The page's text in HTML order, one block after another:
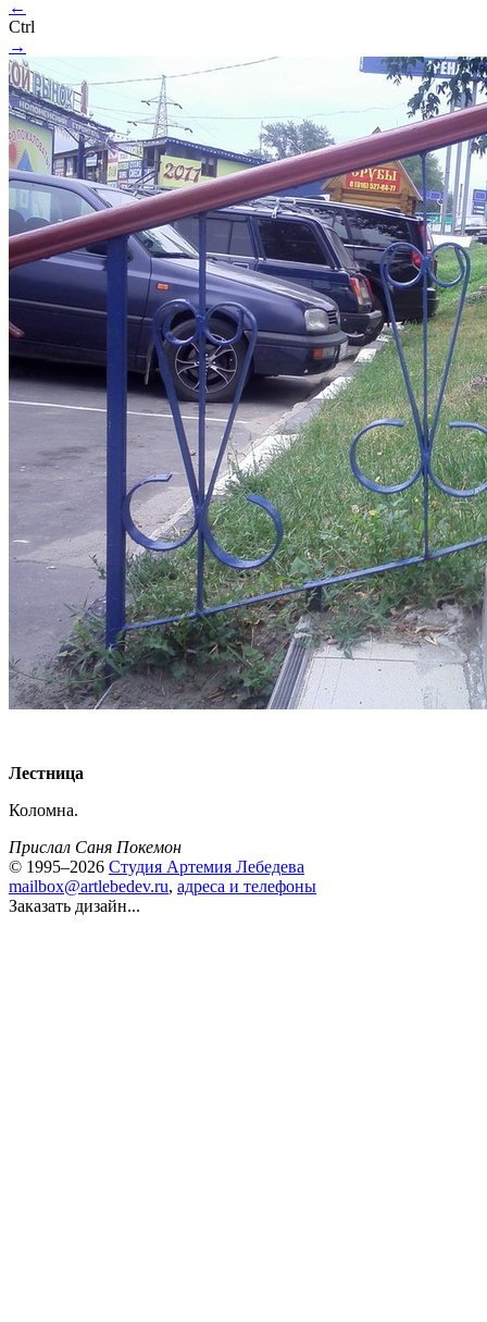
←
Ctrl
→
Лестница
Коломна.
Прислал Саня Покемон
© 1995–2026 Студия Артемия Лебедева
mailbox@artlebedev.ru, адреса и телефоны
Заказать дизайн...